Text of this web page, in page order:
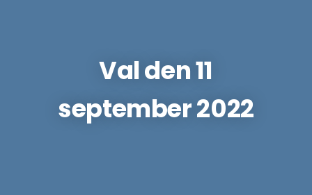
Val den 11
september 2022